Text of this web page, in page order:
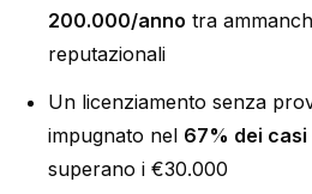
200.000/anno tra
reputazionali
Un licenziamento senza
impugnato nel 67% dei casi
superano i €30.000